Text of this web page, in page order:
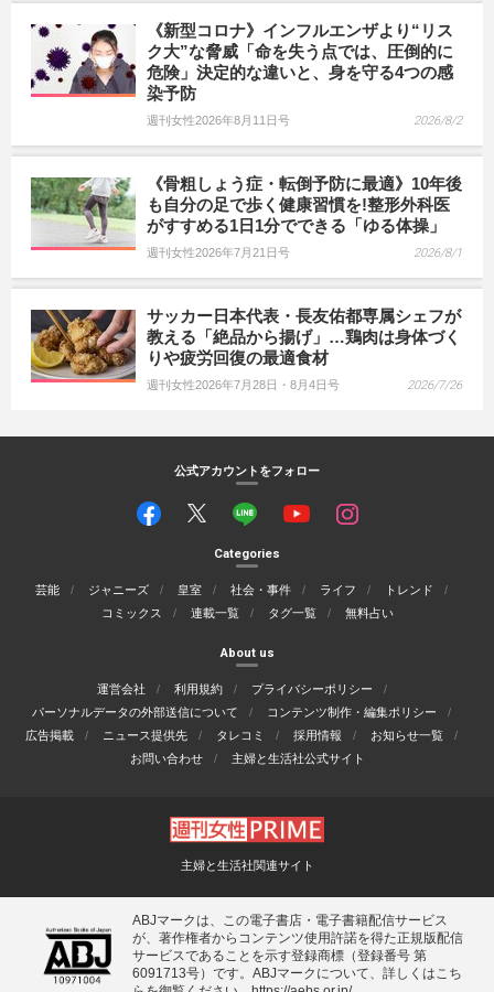
《新型コロナ》インフルエンザより“リス
ク大”な脅威「命を失う点では、圧倒的に
危険」決定的な違いと、身を守る4つの感
染予防
週刊女性2026年8月11日号 2026/8/2
《骨粗しょう症・転倒予防に最適》10年後
も自分の足で歩く健康習慣を!整形外科医
がすすめる1日1分でできる「ゆる体操」
週刊女性2026年7月21日号 2026/8/1
サッカー日本代表・長友佑都専属シェフが
教える「絶品から揚げ」…鶏肉は身体づく
りや疲労回復の最適食材
週刊女性2026年7月28日・8月4日号 2026/7/26
公式アカウントをフォロー
Categories
芸能 ジャニーズ 皇室 社会・事件 ライフ
トレンド
コミックス
連載一覧 タグ一覧 無料占い
About us
運営会社 利用規約
プライバシーポリシー
パーソナルデータの外部送信について
コンテンツ制作・編集ポリシー
広告掲載
ニュース提供先 タレコミ 採用情報
お知らせ一覧
お問い合わせ
主婦と生活社公式サイト
主婦と生活社関連サイト
ABJマークは、この電子書店・電子書籍配信サービス
が、著作権者からコンテンツ使用許諾を得た正規版配信
サービスであることを示す登録商標（登録番号 第
6091713号）です。ABJマークについて、詳しくはこち